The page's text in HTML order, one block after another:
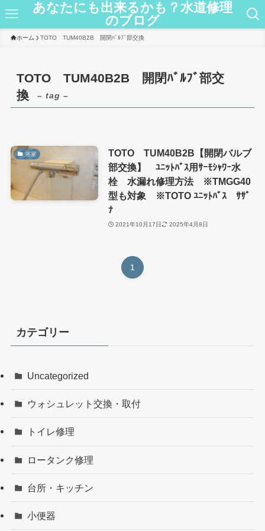
あなたにも出来るかも？水道修理
のブログ
ホーム TOTO TUM40B2B 開閉ﾊﾞﾙﾌﾞ部交換
TOTO TUM40B2B 開閉ﾊﾞﾙﾌﾞ部交
換
– tag –
浴室
TOTO TUM40B2B【開閉バルブ
部交換】 ﾕﾆｯﾄﾊﾞｽ用ｻｰﾓｼｬﾜｰ水
栓 水漏れ修理方法 ※TMGG40
型も対象 ※TOTO ﾕﾆｯﾄﾊﾞｽ ｻｻﾞ
ﾅ
2021年10月17日 2025年4月8日
1
カテゴリー
Uncategorized
ウォシュレット交換・取付
トイレ修理
ロータンク修理
台所・キッチン
小便器